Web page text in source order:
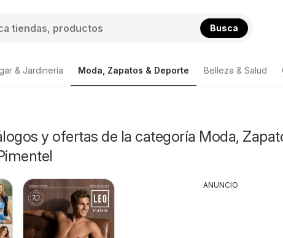
Busca
& Jardinería Moda, Zapatos & Deporte Belleza & Salud
y ofertas de la categoría Moda,
ANUNCIO